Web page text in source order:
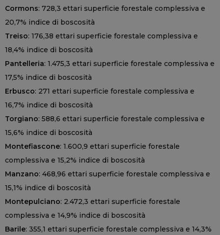
Cormons: 728,3 ettari superficie forestale complessiva e
20,7% indice di boscosità
Treiso: 176,38 ettari superficie forestale complessiva e
18,4% indice di boscosità
Pantelleria: 1.475,3 ettari superficie forestale complessiva e
17,5% indice di boscosità
Erbusco: 271 ettari superficie forestale complessiva e
16,7% indice di boscosità
Torgiano: 588,6 ettari superficie forestale complessiva e
15,6% indice di boscosità
Montefiascone: 1.600,9 ettari superficie forestale
complessiva e 15,2% indice di boscosità
Manzano: 468,96 ettari superficie forestale complessiva e
15,1% indice di boscosità
Montepulciano: 2.472,3 ettari superficie forestale
complessiva e 14,9% indice di boscosità
Barile: 355,1 ettari superficie forestale complessiva e 14,3%